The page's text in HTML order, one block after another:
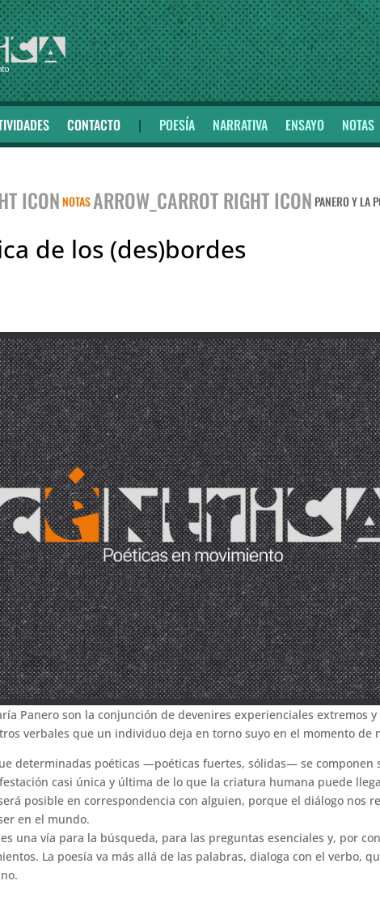
CONTACTO | POESÍA NARRATIVA ENSAYO NOTAS
ICON NOTASARROW_CARROT RIGHT ICON PANERO Y LA
de los (des)bordes
Panero son la conjunción de devenires experienciales extremos
verbales que un individuo deja en torno suyo en el momento de
determinadas poéticas —poéticas fuertes, sólidas— se componen
casi única y última de lo que la criatura humana puede
posible en correspondencia con alguien, porque el diálogo nos
en el mundo.
una vía para la búsqueda, para las preguntas esenciales y, por
La poesía va más allá de las palabras, dialoga con el verbo,